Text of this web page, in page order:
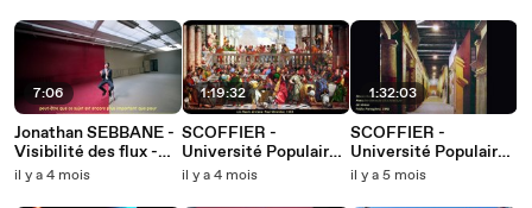
7:06
Jonathan SEBBANE -
Visibilité des flux -
STOCK
il y a 4 mois
1:19:32
SCOFFIER -
Université Populaire -
3# Le pont
il y a 4 mois
1:32:03
SCOFFIER -
Université Populaire -
#2 La rue
il y a 5 mois